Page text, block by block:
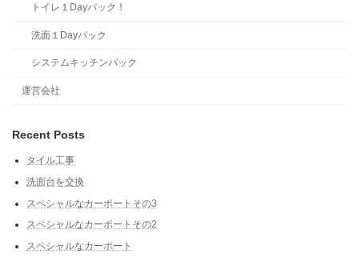
トイレ１Dayパック！
洗面１Dayパック
システムキッチンパック
運営会社
Recent Posts
タイル工事
洗面台を交換
スペシャルなカーポートその3
スペシャルなカーポートその2
スペシャルなカーポート